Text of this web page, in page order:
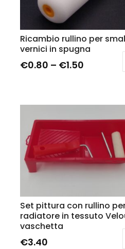
Ricambio rullino per
vernici in spugna
€0.80 – €1.50
Set pittura con rullino
radiatore in tessuto
vaschetta
€3.40